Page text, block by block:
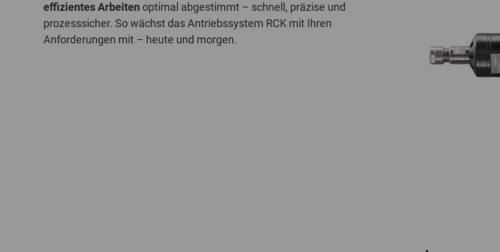
effizientes Arbeiten optimal abgestimmt – schnell, präzise und
prozesssicher. So wächst das Antriebssystem RCK mit Ihren
Anforderungen mit – heute und morgen.